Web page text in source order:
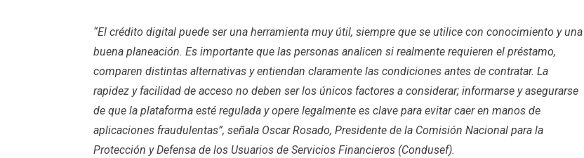
“El crédito digital puede ser una herramienta muy útil, siempre que se utilice con conocimiento y una
buena planeación. Es importante que las personas analicen si realmente requieren el préstamo,
comparen distintas alternativas y entiendan claramente las condiciones antes de contratar. La
rapidez y facilidad de acceso no deben ser los únicos factores a considerar; informarse y asegurarse
de que la plataforma esté regulada y opere legalmente es clave para evitar caer en manos de
aplicaciones fraudulentas”, señala Oscar Rosado, Presidente de la Comisión Nacional para la
Protección y Defensa de los Usuarios de Servicios Financieros (Condusef).